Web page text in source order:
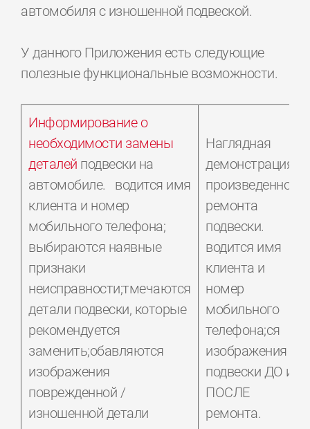
автомобиля с изношенной подвеской.
У данного Приложения есть следующие
полезные функциональные возможности.
Информирование о
необходимости замены
деталей подвески на
автомобиле. водится имя
клиента и номер
мобильного телефона;
выбираются наявные
признаки
неисправности;тмечаются
детали подвески, которые
рекомендуется
заменить;обавляются
изображения
поврежденной /
изношенной детали
Наглядная
демонстрация
произведенного
ремонта
подвески.
водится имя
клиента и
номер
мобильного
телефона;ся
изображения
подвески ДО и
ПОСЛЕ
ремонта.